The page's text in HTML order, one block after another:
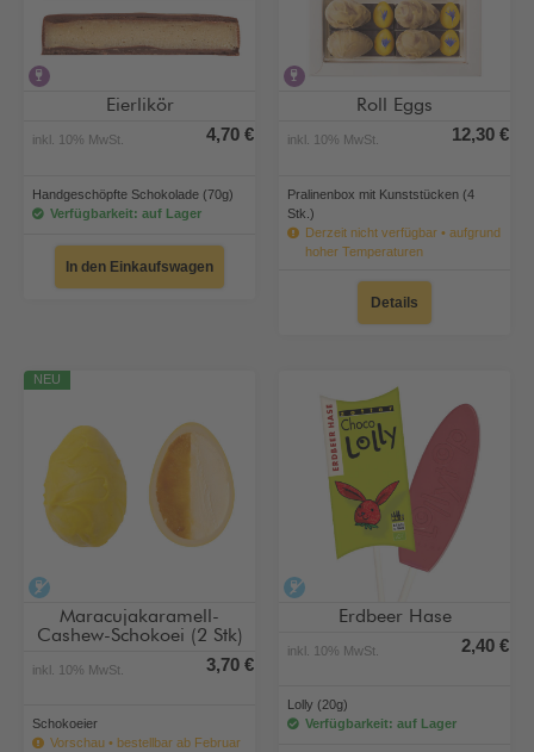
Eierlikör
inkl. 10% MwSt. 4,70 €
Handgeschöpfte Schokolade (70g)
Verfügbarkeit: auf Lager
In den Einkaufswagen
Roll Eggs
inkl. 10% MwSt. 12,30 €
Pralinenbox mit Kunststücken (4
Stk.)
Derzeit nicht verfügbar • aufgrund
hoher Temperaturen
Details
NEU
Maracujakaramell-
Cashew-Schokoei (2 Stk)
inkl. 10% MwSt. 3,70 €
Schokoeier
Vorschau • bestellbar ab Februar
Erdbeer Hase
inkl. 10% MwSt. 2,40 €
Lolly (20g)
Verfügbarkeit: auf Lager